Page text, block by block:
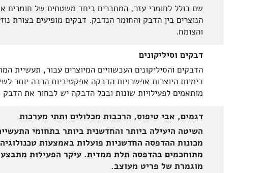
שם כולל לחומרי עזר, המחברים ביחד משטחים של חומרים
הנוצרים בין הדבק והחומר הנדבק. דבקים מופיעים בצורת
והצומח.
דבקים וסיליקונים
הדבקים והסיליקונים העכשוויים המיוצרים עבור, תעשיית
כימיות היוצרות אפשרויות הדבקה אפקטיביות הרבה יותר
מותאמים לפעילויות שונות ובכל הדבקה יש לבחור את הדבק
דגמים, אבי טיפוס, הרכבות מכלולים ותתי מערכות
השיטה היעילה ביותר והחדשנית ביותר בתחומי
מכונות ההדפסה החדשניות פועלות באמצעות
מתוחכמים בהדפסה תלת ממדית. עיקר הפעילות
מוגמרת של פריט מעוצב.